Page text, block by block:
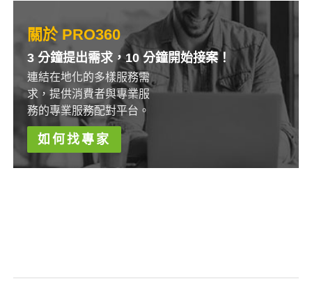
關於 PRO360
3 分鐘提出需求，10 分鐘開始接案！
連結在地化的多樣服務需
求，提供消費者與專業服
務的專業服務配對平台。
如何找專家